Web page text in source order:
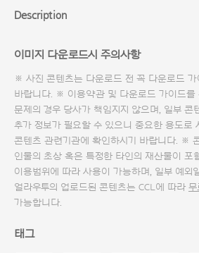
Description
이미지 다운로드시 주의사항
※ 사진 콘텐츠는 다운로드 전 꼭 다운로드 가
바랍니다. ※ 이용약관 및 다운로드 가이드를
문제의 경우 당사가 책임지지 않으며, 일부 콘
추가 정보가 필요할 수 있으니 중요한 용도로
콘텐츠 관련기관에 확인하시기 바랍니다. ※
인물의 초상 혹은 특정한 타인의 재산물이 포
이용범위에 따라 사용이 가능하며, 일부 예외
얼라우투의 업로드된 콘텐츠는 CCL에 따라 무
가능합니다.
태그